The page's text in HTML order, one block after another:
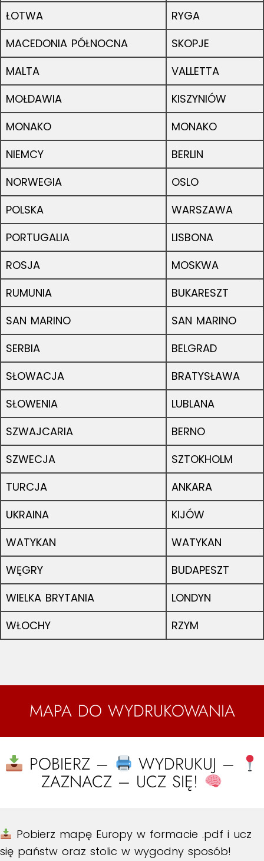
ŁOTWA
RYGA
MACEDONIA PÓŁNOCNA
SKOPJE
MALTA
VALLETTA
MOŁDAWIA
KISZYNIÓW
MONAKO
MONAKO
NIEMCY
BERLIN
NORWEGIA
OSLO
POLSKA
WARSZAWA
PORTUGALIA
LISBONA
ROSJA
MOSKWA
RUMUNIA
BUKARESZT
SAN MARINO
SAN MARINO
SERBIA
BELGRAD
SŁOWACJA
BRATYSŁAWA
SŁOWENIA
LUBLANA
SZWAJCARIA
BERNO
SZWECJA
SZTOKHOLM
TURCJA
ANKARA
UKRAINA
KIJÓW
WATYKAN
WATYKAN
WĘGRY
BUDAPESZT
WIELKA BRYTANIA
LONDYN
WŁOCHY
RZYM
MAPA DO WYDRUKOWANIA
POBIERZ – WYDRUKUJ –
ZAZNACZ – UCZ SIĘ!
Pobierz mapę Europy w formacie .pdf i ucz
się państw oraz stolic w wygodny sposób!